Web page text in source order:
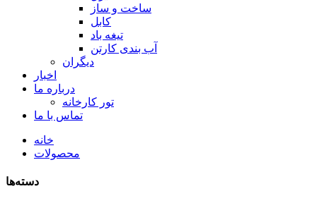
ساخت و ساز
کابل
تیغه باد
آب بندی کارتن
دیگران
اخبار
درباره ما
تور کارخانه
تماس با ما
خانه
محصولات
دسته‌ها